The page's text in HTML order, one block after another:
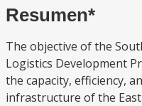
Resumen*
The objective of the
Logistics Development
the capacity, efficiency,
infrastructure of the